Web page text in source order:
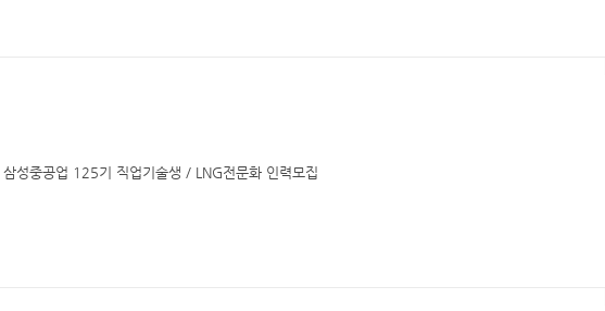
삼성중공업 125기 직업기술생 / LNG전문화 인력모집